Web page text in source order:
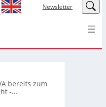
Newsletter LinkedIn
bereits zum
-…